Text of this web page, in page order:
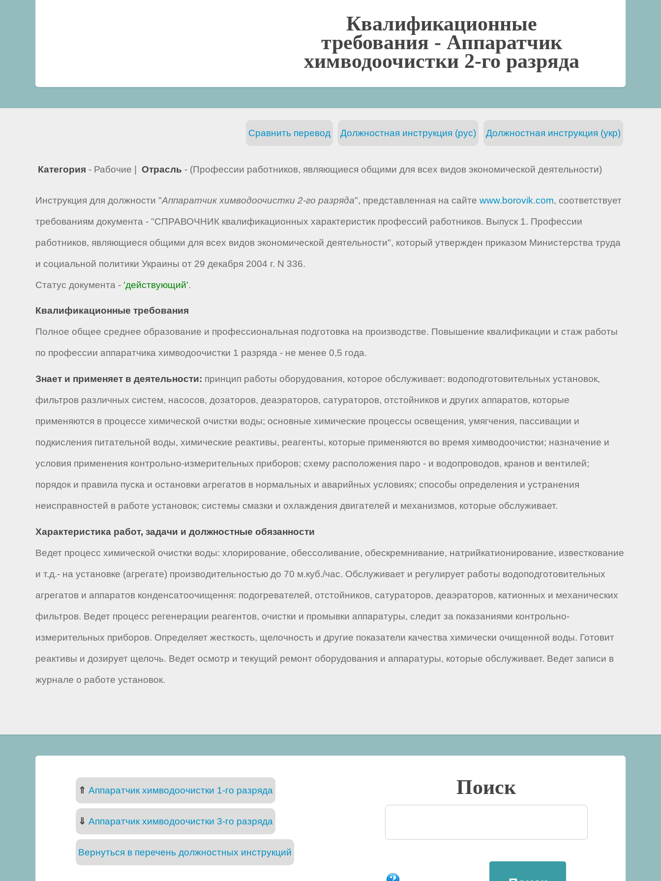
Квалификационные
требования -Аппаратчик
химводоочистки 2-го разряда
Должностная инструкция (укр)
Должностная инструкция (рус)
Сравнить перевод
Категория - Рабочие | Отрасль - (Профессии работников, являющиеся общими для всех видов экономической деятельности)
Инструкция для должности "Аппаратчик химводоочистки 2-го разряда", представленная на сайте www.borovik.com, соответствует
требованиям документа - "СПРАВОЧНИК квалификационных характеристик профессий работников. Выпуск 1. Профессии
работников, являющиеся общими для всех видов экономической деятельности", который утвержден приказом Министерства труда
и социальной политики Украины от 29 декабря 2004 г. N 336.
Статус документа - 'действующий'.
Квалификационные требования
Полное общее среднее образование и профессиональная подготовка на производстве. Повышение квалификации и стаж работы
по профессии аппаратчика химводоочистки 1 разряда - не менее 0,5 года.
Знает и применяет в деятельности: принцип работы оборудования, которое обслуживает: водоподготовительных установок,
фильтров различных систем, насосов, дозаторов, деаэраторов, сатураторов, отстойников и других аппаратов, которые
применяются в процессе химической очистки воды; основные химические процессы освещения, умягчения, пассивации и
подкисления питательной воды, химические реактивы, реагенты, которые применяются во время химводоочистки; назначение и
условия применения контрольно-измерительных приборов; схему расположения паро - и водопроводов, кранов и вентилей;
порядок и правила пуска и остановки агрегатов в нормальных и аварийных условиях; способы определения и устранения
неисправностей в работе установок; системы смазки и охлаждения двигателей и механизмов, которые обслуживает.
Характеристика работ, задачи и должностные обязанности
Ведет процесс химической очистки воды: хлорирование, обессоливание, обескремнивание, натрийкатионирование, известкование
и т.д.- на установке (агрегате) производительностью до 70 м.куб./час. Обслуживает и регулирует работы водоподготовительных
агрегатов и аппаратов конденсатоочищення: подогревателей, отстойников, сатураторов, деаэраторов, катионных и механических
фильтров. Ведет процесс регенерации реагентов, очистки и промывки аппаратуры, следит за показаниями контрольно-
измерительных приборов. Определяет жесткость, щелочность и другие показатели качества химически очищенной воды. Готовит
реактивы и дозирует щелочь. Ведет осмотр и текущий ремонт оборудования и аппаратуры, которые обслуживает. Ведет записи в
журнале о работе установок.
⇑ Аппаратчик химводоочистки 1-го разряда
⇓ Аппаратчик химводоочистки 3-го разряда
Вернуться в перечень должностных инструкций
Поиск